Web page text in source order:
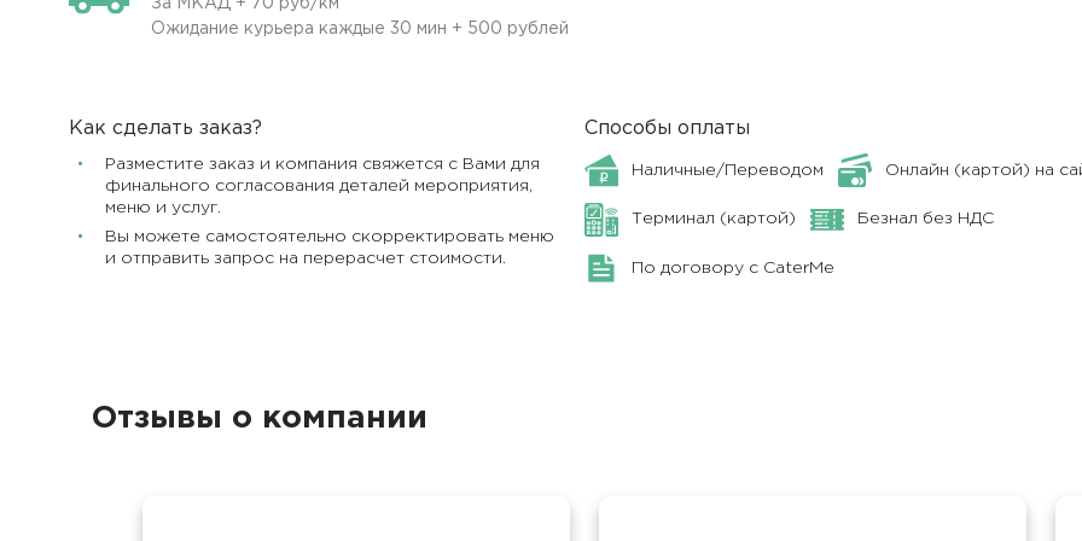
За МКАД + 70 руб/км
Ожидание курьера каждые 30 мин + 500 рублей
Как сделать заказ?
Разместите заказ и компания свяжется с Вами для
финального согласования деталей мероприятия,
меню и услуг.
Вы можете самостоятельно скорректировать меню
и отправить запрос на перерасчет стоимости.
Способы оплаты
Наличные/Переводом Онлайн (картой) на
Терминал (картой) Безнал без НДС
По договору с CaterMe
Отзывы о компании